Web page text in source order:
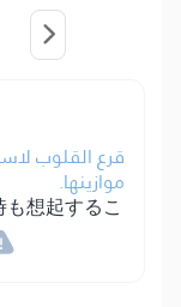
قرع القلوب
موازينها.
想起するこ